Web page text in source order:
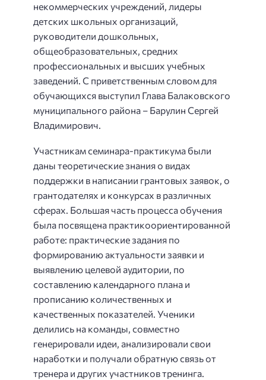
некоммерческих учреждений, лидеры
детских школьных организаций,
руководители дошкольных,
общеобразовательных, средних
профессиональных и высших учебных
заведений. С приветственным словом для
обучающихся выступил Глава Балаковского
муниципального района – Барулин Сергей
Владимирович.
Участникам семинара-практикума были
даны теоретические знания о видах
поддержки в написании грантовых заявок, о
грантодателях и конкурсах в различных
сферах. Большая часть процесса обучения
была посвящена практикоориентированной
работе: практические задания по
формированию актуальности заявки и
выявлению целевой аудитории, по
составлению календарного плана и
прописанию количественных и
качественных показателей. Ученики
делились на команды, совместно
генерировали идеи, анализировали свои
наработки и получали обратную связь от
тренера и других участников тренинга.